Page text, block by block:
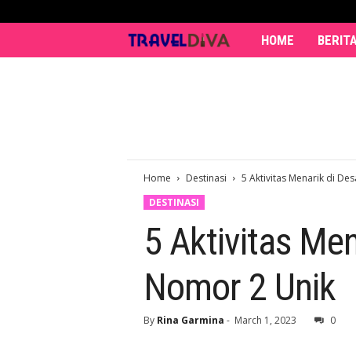
e
i
v
HOME
Home Destinasi
5 Aktivitas Menarik di
DESTINASI
5 Aktivitas
Nomor 2 Unik
By Rina Garmina - March 1, 2023 0